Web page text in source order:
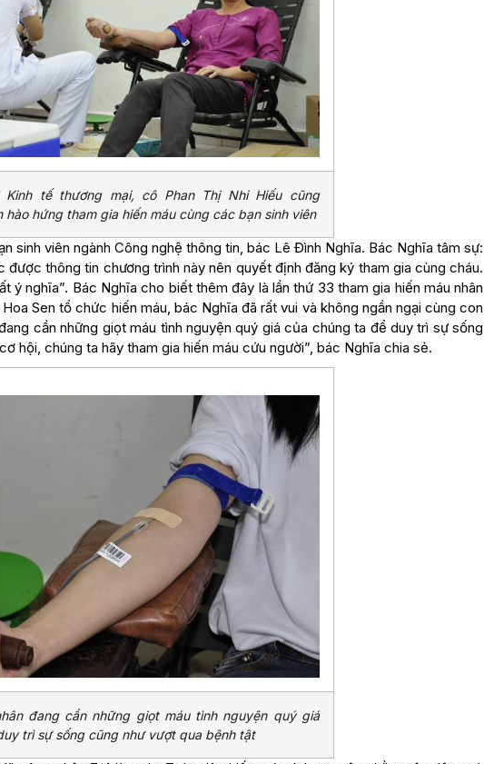
Kinh tế thương mại, cô Phan Thị Nhi Hiếu cũng
hào hứng tham gia hiến máu cùng các bạn sinh viên
sinh viên ngành Công nghệ thông tin, bác Lê Đình Nghĩa. Bác Nghĩa tâm sự:
thông tin chương trình này nên quyết định đăng ký tham gia cùng cháu.
ý nghĩa”. Bác Nghĩa cho biết thêm đây là lần thứ 33 tham gia hiến máu nhân
Sen tổ chức hiến máu, bác Nghĩa đã rất vui và không ngần ngại cùng con
cần những giọt máu tình nguyện quý giá của chúng ta để duy trì sự sống
hội, chúng ta hãy tham gia hiến máu cứu người”, bác Nghĩa chia sẻ.
đang cần những giọt máu tình nguyện quý giá
trì sự sống cũng như vượt qua bệnh tật